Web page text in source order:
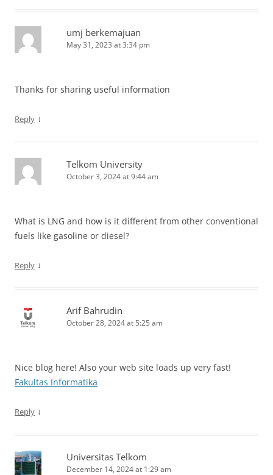
umj berkemajuan
May 31, 2023 at 3:34 pm
Thanks for sharing useful information
Reply ↓
Telkom University
October 3, 2024 at 9:44 am
What is LNG and how is it different from other conventional
fuels like gasoline or diesel?
Reply ↓
Arif Bahrudin
October 28, 2024 at 5:25 am
Nice blog here! Also your web site loads up very fast!
Fakultas Informatika
Reply ↓
Universitas Telkom
December 14, 2024 at 1:29 am